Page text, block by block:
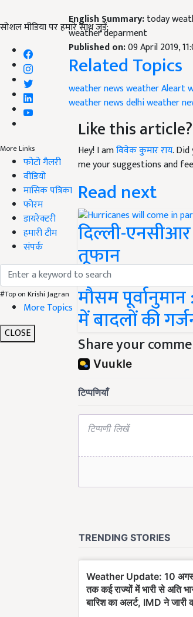
सोशल मीडिया पर हमारे साथ जुड़ें:
More Links
फोटो गैलरी
वीडियो
मासिक पत्रिका
फोरम
डायरेक्टरी
हमारी टीम
संपर्क
#Top on Krishi Jagran
More Topics
CLOSE
English Summary:today
weather deparment
Published on:09 April 2019,
Related Topics
weather newsweather Aleart
weather newsdelhi weather
Like this article?
Hey! I amविवेक कुमार राय.
me your suggestions and
Read next
दिल्ली-
तूफान
मौसम
में बादलों की
Share your